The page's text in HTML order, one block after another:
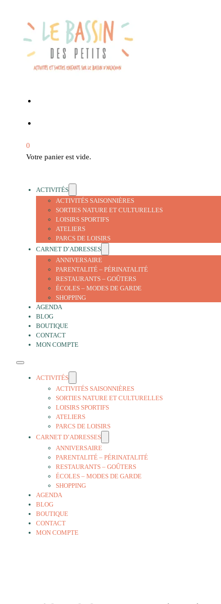
0
Votre panier est vide.
ACTIVITÉS
ACTIVITÉS SAISONNIÈRES
SORTIES NATURE ET CULTURELLES
LOISIRS SPORTIFS
ATELIERS
PARCS DE LOISIRS
CARNET D’ADRESSES
ANNIVERSAIRE
PARENTALITÉ – PÉRINATALITÉ
RESTAURANTS – GOÛTERS
ÉCOLES – MODES DE GARDE
SHOPPING
AGENDA
BLOG
BOUTIQUE
CONTACT
MON COMPTE
ACTIVITÉS
ACTIVITÉS SAISONNIÈRES
SORTIES NATURE ET CULTURELLES
LOISIRS SPORTIFS
ATELIERS
PARCS DE LOISIRS
CARNET D’ADRESSES
ANNIVERSAIRE
PARENTALITÉ – PÉRINATALITÉ
RESTAURANTS – GOÛTERS
ÉCOLES – MODES DE GARDE
SHOPPING
AGENDA
BLOG
BOUTIQUE
CONTACT
MON COMPTE